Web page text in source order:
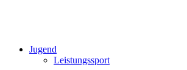
Jugend
Leistungssport